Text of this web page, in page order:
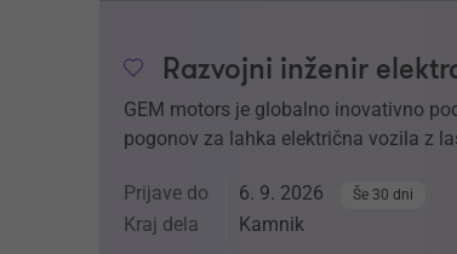
Razvojni inženir
GEM motors je globalno inovativno
pogonov za lahka električna vozila z
Prijave do 6. 9. 2026 Še 30 dni
Kraj dela Kamnik